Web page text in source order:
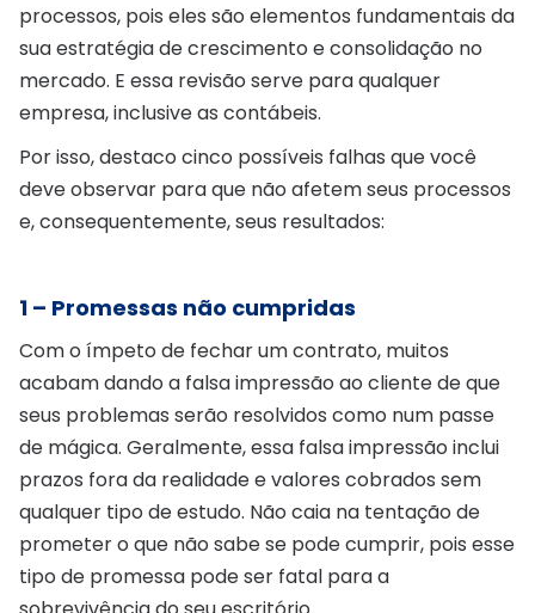
processos, pois eles são elementos fundamentais da
sua estratégia de crescimento e consolidação no
mercado. E essa revisão serve para qualquer
empresa, inclusive as contábeis.
Por isso, destaco cinco possíveis falhas que você
deve observar para que não afetem seus processos
e, consequentemente, seus resultados:
1 – Promessas não cumpridas
Com o ímpeto de fechar um contrato, muitos
acabam dando a falsa impressão ao cliente de que
seus problemas serão resolvidos como num passe
de mágica. Geralmente, essa falsa impressão inclui
prazos fora da realidade e valores cobrados sem
qualquer tipo de estudo. Não caia na tentação de
prometer o que não sabe se pode cumprir, pois esse
tipo de promessa pode ser fatal para a